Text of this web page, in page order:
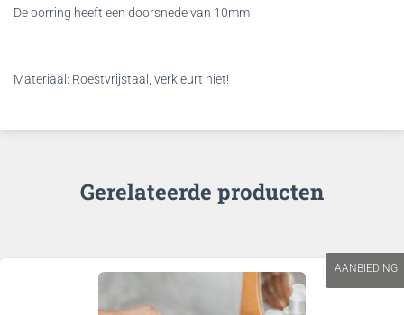
De oorring heeft een doorsnede van 10mm
Materiaal: Roestvrijstaal, verkleurt niet!
Gerelateerde producten
AANBIEDING!